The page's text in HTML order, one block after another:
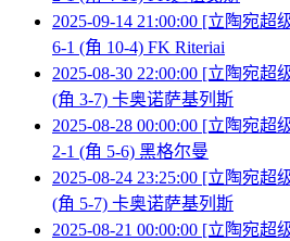
2025-09-14 21:00:00 [立陶宛
6-1 (角 10-4) FK Riteriai
2025-08-30 22:00:00 [立陶宛超
(角 3-7) 卡奥诺萨基列斯
2025-08-28 00:00:00 [立陶宛
2-1 (角 5-6) 黑格尔曼
2025-08-24 23:25:00 [立陶宛
(角 5-7) 卡奥诺萨基列斯
2025-08-21 00:00:00 [立陶宛超